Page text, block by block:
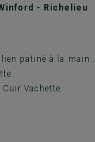
- Richelieu
patiné à la main .
Cuir Vachette.